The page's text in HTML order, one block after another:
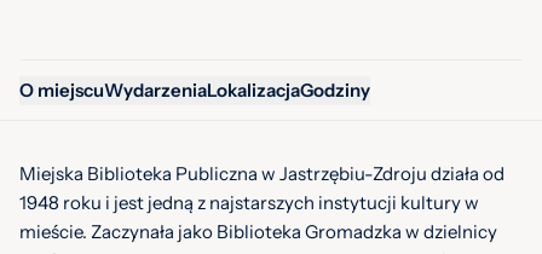
O miejscuWydarzeniaLokalizacjaGodziny
Miejska Biblioteka Publiczna w Jastrzębiu-Zdroju działa od
1948 roku i jest jedną z najstarszych instytucji kultury w
mieście. Zaczynała jako Biblioteka Gromadzka w dzielnicy